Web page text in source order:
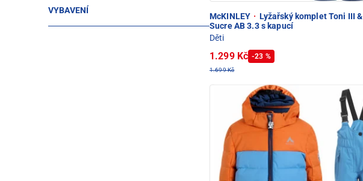
VYBAVENÍ
McKINLEY · Lyžařský komplet Toni III &
Sucre AB 3.3 s kapucí
Děti
1.299 Kč -23 %
1.699 Kč